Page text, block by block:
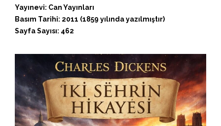
Yayınevi: Can Yayınları
Basım Tarihi: 2011 (1859 yılında yazılmıştır)
Sayfa Sayısı: 462